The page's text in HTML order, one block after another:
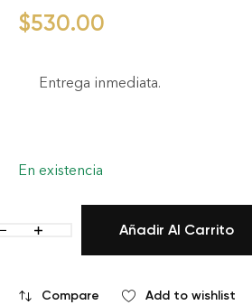
$530.00
Entrega inmediata.
En existencia
Añadir Al Carrito
Compare Add to wishlist